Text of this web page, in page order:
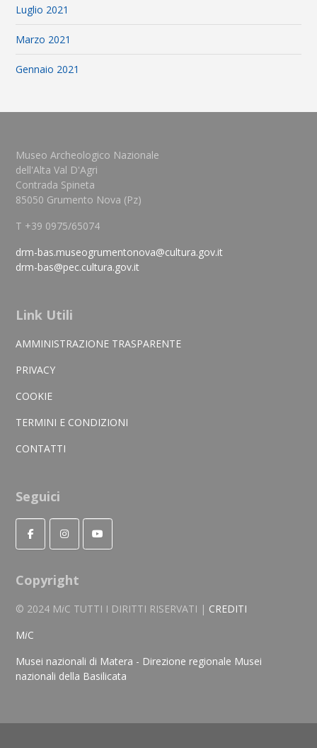
Luglio 2021
Marzo 2021
Gennaio 2021
Museo Archeologico Nazionale
dell'Alta Val D'Agri
Contrada Spineta
85050 Grumento Nova (Pz)
T +39 0975/65074
drm-bas.museogrumentonova@cultura.gov.it
drm-bas@pec.cultura.gov.it
Link Utili
AMMINISTRAZIONE TRASPARENTE
PRIVACY
COOKIE
TERMINI E CONDIZIONI
CONTATTI
Seguici
Copyright
© 2024 MiC TUTTI I DIRITTI RISERVATI | CREDITI
MiC
Musei nazionali di Matera - Direzione regionale Musei
nazionali della Basilicata